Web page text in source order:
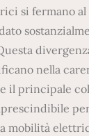
si fermano al
nella
il principale
mobilità